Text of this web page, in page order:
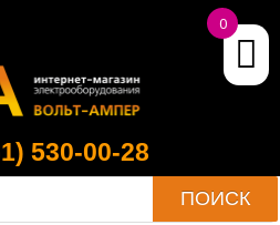
530-00-28
ПОИСК
0